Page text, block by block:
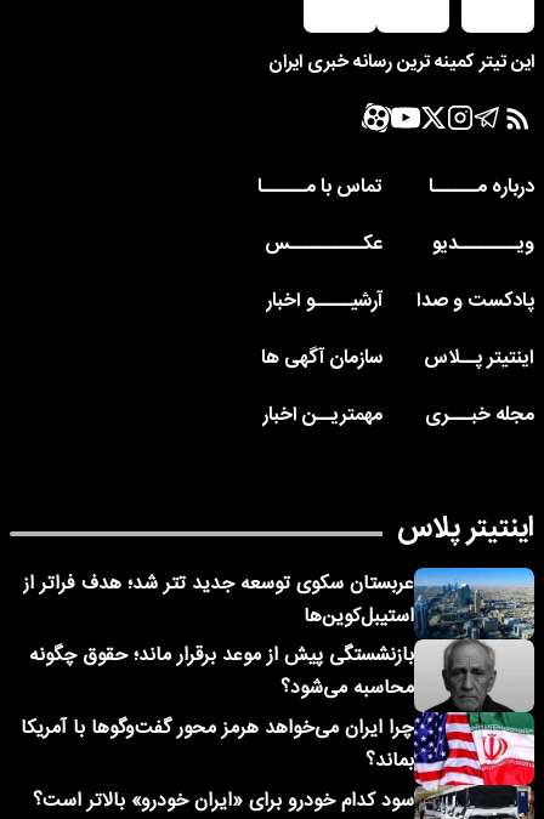
این تیتر کمینه ترین رسانه خبری ایران
درباره مــــــا
تماس با مــــــا
ویــــــــدیو
عکــــــــــس
پادکست و صدا
آرشیـــــو اخبار
اینتیتر پــلاس
سازمان آگهی ها
مجله خبـــری
مهمتریــن اخبار
اینتیتر پلاس
عربستان سکوی توسعه جدید تتر شد؛ هدف فراتر از
استیبل‌کوین‌ها
بازنشستگی پیش از موعد برقرار ماند؛ حقوق چگونه
محاسبه می‌شود؟
چرا ایران می‌خواهد هرمز محور گفت‌وگوها با آمریکا
بماند؟
سود کدام خودرو برای «ایران خودرو» بالاتر است؟